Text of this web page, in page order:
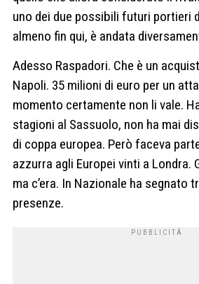
uno dei due possibili futuri portieri
almeno fin qui, è andata
Adesso Raspadori. Che è un
Napoli. 35 milioni di euro per un
momento certamente non li vale.
stagioni al Sassuolo, non ha mai
di coppa europea. Però faceva
azzurra agli Europei vinti a Londra.
ma c’era. In Nazionale ha segnato
presenze.